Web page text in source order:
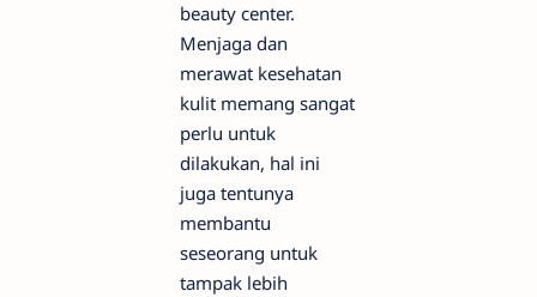
beauty center.
Menjaga dan
merawat kesehatan
kulit memang sangat
perlu untuk
dilakukan, hal ini
juga tentunya
membantu
seseorang untuk
tampak lebih